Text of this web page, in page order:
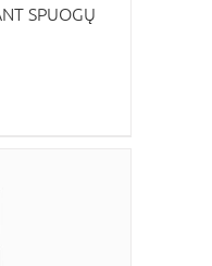
SPUOGŲ